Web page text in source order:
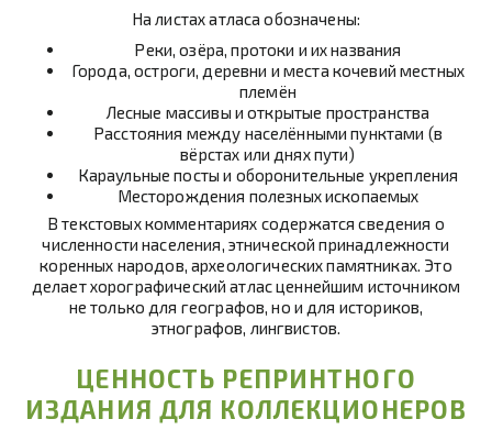
На листах атласа обозначены:
Реки, озёра, протоки и их названия
Города, остроги, деревни и места кочевий местных
племён
Лесные массивы и открытые пространства
Расстояния между населёнными пунктами (в
вёрстах или днях пути)
Караульные посты и оборонительные укрепления
Месторождения полезных ископаемых
В текстовых комментариях содержатся сведения о
численности населения, этнической принадлежности
коренных народов, археологических памятниках. Это
делает хорографический атлас ценнейшим источником
не только для географов, но и для историков,
этнографов, лингвистов.
ЦЕННОСТЬ РЕПРИНТНОГО
ИЗДАНИЯ ДЛЯ КОЛЛЕКЦИОНЕРОВ